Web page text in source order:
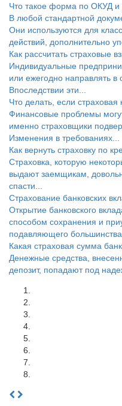
Что такое форма по ОКУД
В любой стандартной
Они используются для
действий, дополнительно
Как рассчитать страховые
Индивидуальные
или ежегодно направлять
Впоследствии эти...
Что делать, если
Финансовые проблемы
именно страховщики
Изменения в требованиях...
Как вернуть страховку по
Страховка, которую
выдают заемщикам,
спасти...
Страхование банковских
Открытие банковского
способом сохранения и
подавляющего большинства
Какая страховая сумма
Денежные средства,
депозит, попадают под